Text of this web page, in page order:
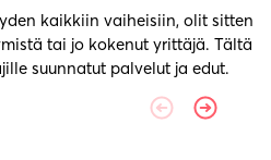
kaikkiin vaiheisiin, olit sitten
tai jo kokenut yrittäjä. Tältä
suunnatut palvelut ja edut.